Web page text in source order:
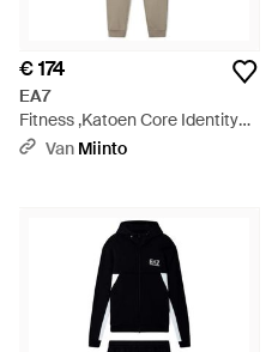
€ 174
EA7
Fitness ,Katoen Core Identity
Trainingspak - Naturel
Van Miinto